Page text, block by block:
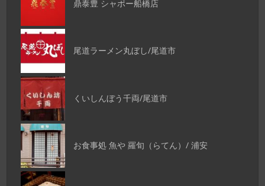
鼎泰豊 シャポー船橋店
尾道ラーメン丸ぼし/尾道市
くいしんぼう千両/尾道市
お食事処 魚や 羅旬（らてん）/ 浦安